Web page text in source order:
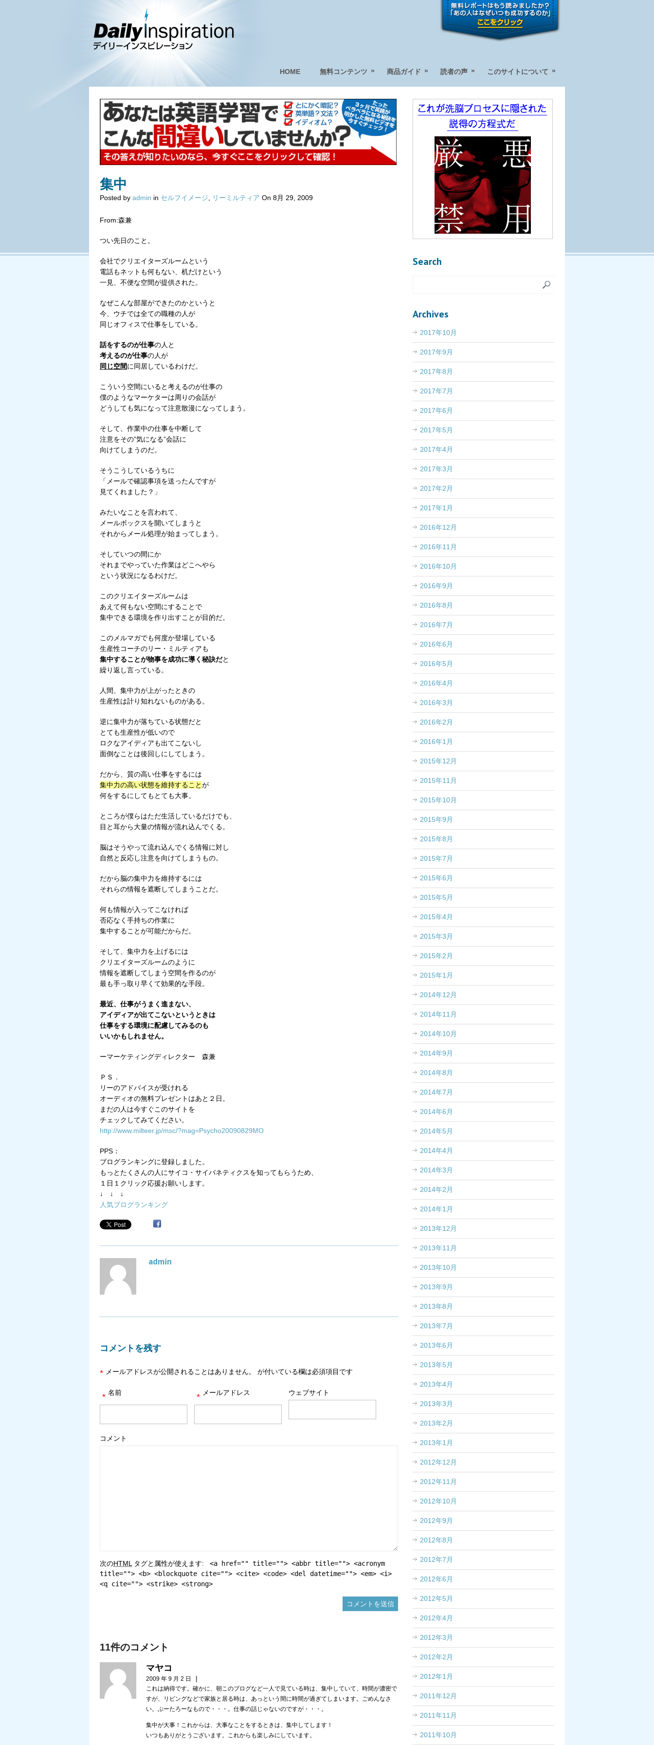
HOME 無料コンテンツ » 商品ガイド » 読者の声 » このサイトについて »
集中
Posted by admin in セルフイメージ リーミルティア On 8月 29, 2009
From:森兼
つい先日のこと。
会社でクリエイターズルームという
電話もネットも何もない、机だけという
一見、不便な空間が提供された。
なぜこんな部屋ができたのかというと
今、ウチでは全ての職種の人が
同じオフィスで仕事をしている。
話をするのが仕事の人と
考えるのが仕事の人が
同じ空間に同居しているわけだ。
こういう空間にいると考えるのが仕事の
僕のようなマーケターは周りの会話が
どうしても気になって注意散漫になってしまう。
そして、作業中の仕事を中断して
注意をその”気になる”会話に
向けてしまうのだ。
そうこうしているうちに
「メールで確認事項を送ったんですが
見てくれました？」
みたいなことを言われて、
メールボックスを開いてしまうと
それからメール処理が始まってしまう。
そしていつの間にか
それまでやっていた作業はどこへやら
という状況になるわけだ。
このクリエイターズルームは
あえて何もない空間にすることで
集中できる環境を作り出すことが目的だ。
このメルマガでも何度か登場している
生産性コーチのリー・ミルティアも
集中することが物事を成功に導く秘訣だと
繰り返し言っている。
人間、集中力が上がったときの
生産性は計り知れないものがある。
逆に集中力が落ちている状態だと
とても生産性が低いので
ロクなアイディアも出てこないし
面倒なことは後回しにしてしまう。
だから、質の高い仕事をするには
集中力の高い状態を維持することが
何をするにしてもとても大事。
ところが僕らはただ生活しているだけでも、
目と耳から大量の情報が流れ込んでくる。
脳はそうやって流れ込んでくる情報に対し
自然と反応し注意を向けてしまうもの。
だから脳の集中力を維持するには
それらの情報を遮断してしまうことだ。
何も情報が入ってこなければ
否応なく手持ちの作業に
集中することが可能だからだ。
そして、集中力を上げるには
クリエイターズルームのように
情報を遮断してしまう空間を作るのが
最も手っ取り早くて効果的な手段。
最近、仕事がうまく進まない、
アイディアが出てこないというときは
仕事をする環境に配慮してみるのも
いいかもしれません。
ーマーケティングディレクター 森兼
ＰＳ．
リーのアドバイスが受けれる
オーディオの無料プレゼントはあと２日。
まだの人は今すぐこのサイトを
チェックしてみてください。
http://www.milteer.jp/msc/?mag=Psycho20090829MO
PPS：
ブログランキングに登録しました。
もっとたくさんの人にサイコ・サイバネティクスを知ってもらうため、
１日１クリック応援お願いします。
↓ ↓ ↓
人気ブログランキング
admin
コメントを残す
メールアドレスが公開されることはありません。
* が付いている欄は必須項目です
名前
* メールアドレス
* ウェブサイト
コメント
次のHTML タグと属性が使えます:
<a href="" title=""> <abbr title=""> <acronym
title=""> <b> <blockquote cite=""> <cite> <code> <del datetime=""> <em> <i>
<q cite=""> <strike> <strong>
11件のコメント
マヤコ
2009 年 9 月 2 日 |
これは納得です。確かに、朝このブログなど一人で見ている時は、集中していて、時間が濃密で
すが、リビングなどで家族と居る時は、あっという間に時間が過ぎてしまいます。ごめんなさ
い。ぷーたろーなもので・・・。仕事の話じゃないのですが・・・。
集中が大事！これからは、大事なことをするときは、集中してします！
いつもありがとうございます。これからも楽しみにしています。
Search
Archives
2017年10月
2017年9月
2017年8月
2017年7月
2017年6月
2017年5月
2017年4月
2017年3月
2017年2月
2017年1月
2016年12月
2016年11月
2016年10月
2016年9月
2016年8月
2016年7月
2016年6月
2016年5月
2016年4月
2016年3月
2016年2月
2016年1月
2015年12月
2015年11月
2015年10月
2015年9月
2015年8月
2015年7月
2015年6月
2015年5月
2015年4月
2015年3月
2015年2月
2015年1月
2014年12月
2014年11月
2014年10月
2014年9月
2014年8月
2014年7月
2014年6月
2014年5月
2014年4月
2014年3月
2014年2月
2014年1月
2013年12月
2013年11月
2013年10月
2013年9月
2013年8月
2013年7月
2013年6月
2013年5月
2013年4月
2013年3月
2013年2月
2013年1月
2012年12月
2012年11月
2012年10月
2012年9月
2012年8月
2012年7月
2012年6月
2012年5月
2012年4月
2012年3月
2012年2月
2012年1月
2011年12月
2011年11月
2011年10月